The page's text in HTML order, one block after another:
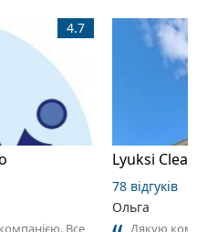
4.7
Все
Lyuksi
78 відгуків
Ольга
Дякую